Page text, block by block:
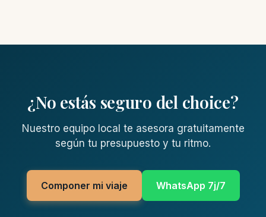
¿No estás seguro del choice?
Nuestro equipo local te asesora gratuitamente
según tu presupuesto y tu ritmo.
Componer mi viaje WhatsApp 7j/7